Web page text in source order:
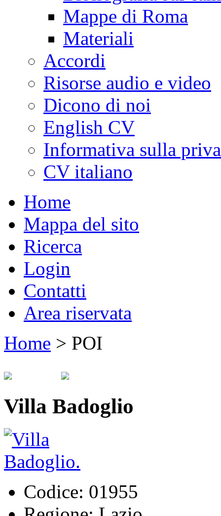
Mappe di Roma
Materiali
Accordi
Risorse audio e video
Dicono di noi
English CV
Informativa sulla
CV italiano
Home
Mappa del sito
Ricerca
Login
Contatti
Area riservata
Home > POI
Villa Badoglio
Codice: 01955